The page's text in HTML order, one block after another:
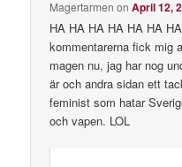
Magertarmen onApril 12,
HA HA HA HA HA HA
kommentarerna fick mig
magen nu, jag har nog
är och andra sidan ett
feminist som hatar
och vapen. LOL